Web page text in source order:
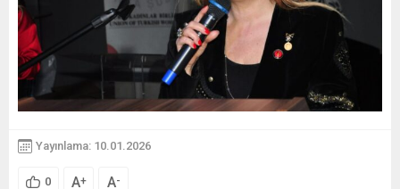
Yayınlama: 10.01.2026
0 A+ A-